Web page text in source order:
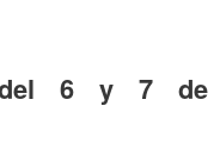
del 6 y 7 de